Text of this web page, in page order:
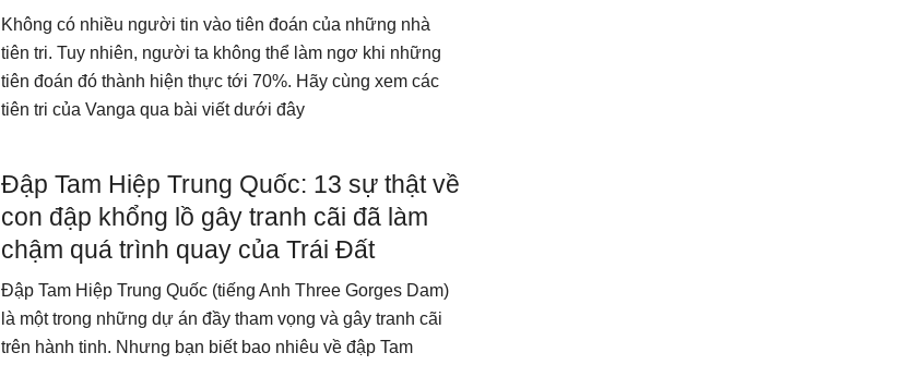
Không có nhiều người tin vào tiên đoán của những nhà
tiên tri. Tuy nhiên, người ta không thể làm ngơ khi những
tiên đoán đó thành hiện thực tới 70%. Hãy cùng xem các
tiên tri của Vanga qua bài viết dưới đây
Đập Tam Hiệp Trung Quốc: 13 sự thật về
con đập khổng lồ gây tranh cãi đã làm
chậm quá trình quay của Trái Đất
Đập Tam Hiệp Trung Quốc (tiếng Anh Three Gorges Dam)
là một trong những dự án đầy tham vọng và gây tranh cãi
trên hành tinh. Nhưng bạn biết bao nhiêu về đập Tam